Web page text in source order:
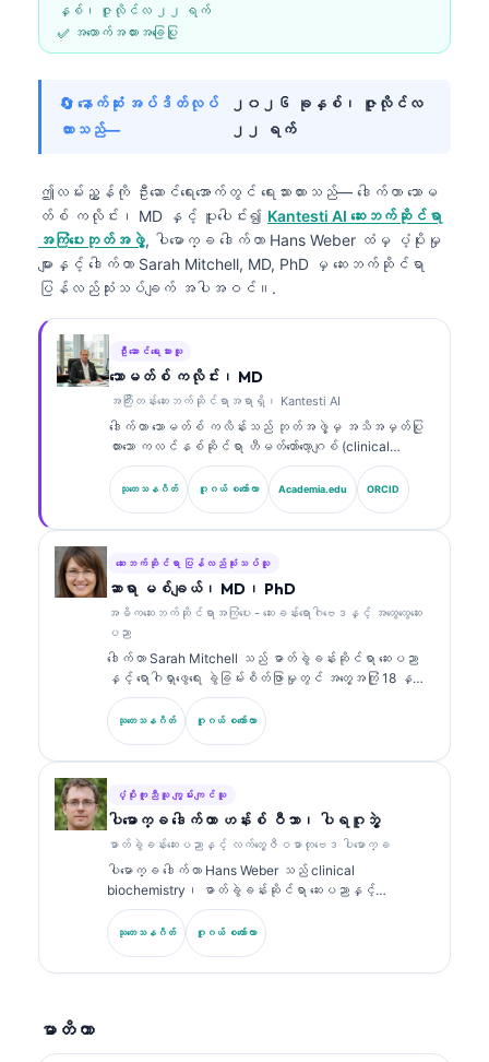
နှစ်၊ ဇူလိုင်လ ၂၂ ရက်
✅ အထောက်အထားအခြေပြု
🔄 နောက်ဆုံး အပ်ဒိတ်လုပ်
ထားသည်—
၂၀၂၆ ခုနှစ်၊ ဇူလိုင်လ
၂၂ ရက်
ဤလမ်းညွှန်ကို ဦးဆောင်ရေးအောက်တွင် ရေးသားထားသည်— ဒေါက်တာ သောမ
တ်စ် ကလိုင်း၊ MD နှင့် ပူးပေါင်း၍ Kantesti AI ဆေးဘက်ဆိုင်ရာ
အကြံပေးဘုတ်အဖွဲ့, ပါမောက္ခ ဒေါက်တာ Hans Weber ထံမှ ပံ့ပိုးမှု
များနှင့် ဒေါက်တာ Sarah Mitchell, MD, PhD မှ ဆေးဘက်ဆိုင်ရာ
ပြန်လည်သုံးသပ်ချက် အပါအဝင်။.
ဦးဆောင်ရေးသားသူ
သောမတ်စ် ကလိုင်း၊ MD
အကြီးတန်းဆေးဘက်ဆိုင်ရာအရာရှိ၊ Kantesti AI
ဒေါက်တာ သောမတ်စ် ကလိန်းသည် ဘုတ်အဖွဲ့မှ အသိအမှတ်ပြု
ထားသော ကလင်နစ်ဆိုင်ရာ ဟီမတ်တော်လော့ဂျစ် (clinical
hematologist) နှင့် အတွင်းလူနာဆိုင်ရာ ဆရာဝန်
(internist) ဖြစ်ပြီး ဓာတ်ခွဲခန်းဆိုင်ရာ ဆေးပညာနှင့် AI
အကူအညီဖြင့် ကလင်နစ်ဆိုင်ရာ ခွဲခြမ်းစိတ်ဖြာမှုတွင်
အဖြစ် သူသည် ပိုင်ဆိုင်မှုဆိုင်ရာ အာရုံကြောကွန်ရက်
(proprietary neural network) ၏ ဆေးဘက်ဆိုင်ရာ တိကျမှုကို
စောင့်ကြည့်ကြီးကြပ်ပေးသည်။ ဒေါက်တာ ကလိန်းသည် ဇီဝ
အမှတ်အသား (biomarker) အဓိပ္ပာယ်ဖော်ခြင်းနှင့်
ဓာတ်ခွဲခန်းဆိုင်ရာ ရောဂါရှာဖွေခြင်း (laboratory
diagnostics) တို့နှင့်ပတ်သက်၍ ဓာတ်ခွဲခန်းဆိုင်ရာ ဆေး
ပညာဆိုင်ရာ ခေါင်းစဉ်များအပေါ်တွင် အကြိမ်ကြိမ် ထုတ်ဝေခဲ့
သည်။.
သုတေသနဂိတ် ဂူဂယ် စကော်လာ Academia.edu ORCID
ဆေးဘက်ဆိုင်ရာ ပြန်လည်သုံးသပ်သူ
ဆာရာ မစ်ချယ်၊ MD၊ PhD
အဓိကဆေးဘက်ဆိုင်ရာအကြံပေး - ဆေးခန်းရောဂါဗေဒနှင့် အထွေထွေဆေး
ပညာ
ဒေါက်တာ Sarah Mitchell သည် ဓာတ်ခွဲခန်းဆိုင်ရာ ဆေးပညာ
နှင့် ရောဂါရှာဖွေရေး ခွဲခြမ်းစိတ်ဖြာမှုတွင် အတွေ့အကြုံ 18 နှစ်
ကျော်ရှိသော ဘုတ်အဖွဲ့မှ အသိအမှတ်ပြု ကလင်နစ် ပက်သော်လော်
ဂျစ် (clinical pathologist) ဖြစ်သည်။ သူမသည် clinical
chemistry တွင် အထူးပြု အသိအမှတ်ပြုလက်မှတ်များကို ကိုင်
ထုတ်ဝေထားသည်။.
သုတေသနဂိတ် ဂူဂယ် စကော်လာ
ပံ့ပိုးကူညီသူ ကျွမ်းကျင်သူ
ပါမောက္ခ ဒေါက်တာ ဟန်းစ် ဝီဘာ၊ ပါရဂူဘွဲ့
ဓာတ်ခွဲခန်းဆေးပညာနှင့် လက်တွေ့ဇီဝဓာတုဗေဒ ပါမောက္ခ
ပါမောက္ခ ဒေါက်တာ Hans Weber သည် clinical
biochemistry၊ ဓာတ်ခွဲခန်းဆိုင်ရာ ဆေးပညာနှင့်
biomarker သုတေသနတွင် အတွေ့အကြုံ 30+ နှစ်ရှိသည်။
German Society for Clinical Chemistry ၏ ယခင်
ဥက္ကဋ္ဌဟောင်းဖြစ်ပြီး ရောဂါရှာဖွေရေး panel ခွဲခြမ်းစိတ်ဖြာ
သုတေသနဂိတ် ဂူဂယ် စကော်လာ
မာတိကာ